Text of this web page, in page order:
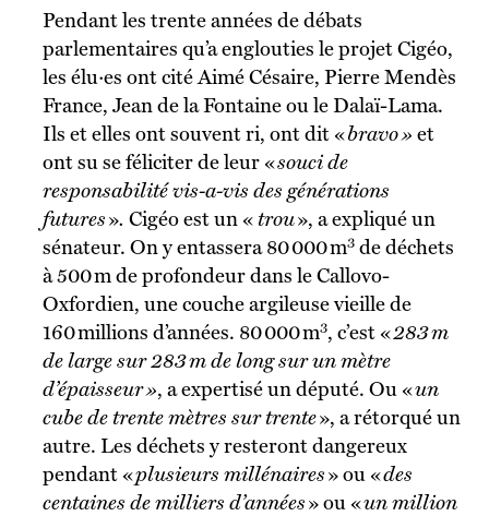
Pendant les trente années de débats
parlementaires qu’a englouties le projet Cigéo,
les élu·es ont cité Aimé Césaire, Pierre Mendès
France, Jean de la Fontaine ou le Dalaï-Lama.
Ils et elles ont souvent ri, ont dit «bravo » et
ont su se féliciter de leur «souci de
responsabilité vis-a-vis des générations
futures». Cigéo est un « trou», a expliqué un
sénateur. On y entassera 80 000 m3de déchets
à 500 m de profondeur dans le Callovo-
Oxfordien, une couche argileuse vieille de
160 millions d’années. 80 000 m3, c’est «283 m
de large sur 283 m de long sur un mètre
d’épaisseur », a expertisé un député. Ou «un
cube de trente mètres sur trente», a rétorqué un
autre. Les déchets y resteront dangereux
pendant «plusieurs millénaires» ou «des
centaines de milliers d’années» ou «un million